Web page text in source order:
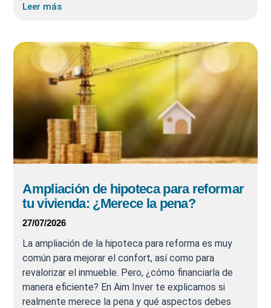
Leer más
Ampliación de hipoteca para reformar
tu vivienda: ¿Merece la pena?
27/07/2026
La ampliación de la hipoteca para reforma es muy
común para mejorar el confort, así como para
revalorizar el inmueble. Pero, ¿cómo financiarla de
manera eficiente? En Aim Inver te explicamos si
realmente merece la pena y qué aspectos debes